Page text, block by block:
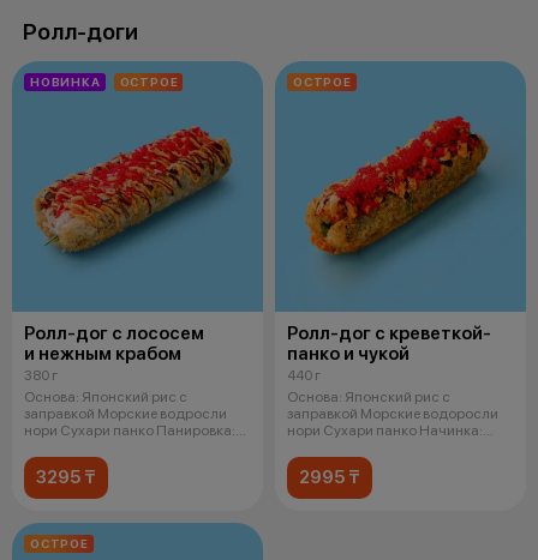
Ролл-доги
НОВИНКА ОСТРОЕ
Ролл-дог с лососем
и нежным крабом
380 г
Основа: Японский рис с
заправкой Морские водросли
нори Сухари панко Панировка:
3295 ₸
ОСТРОЕ
Ролл-дог с креветкой-
панко и чукой
440 г
Основа: Японский рис с
заправкой Морские водоросли
нори Сухари панко Начинка:
2995 ₸
ОСТРОЕ